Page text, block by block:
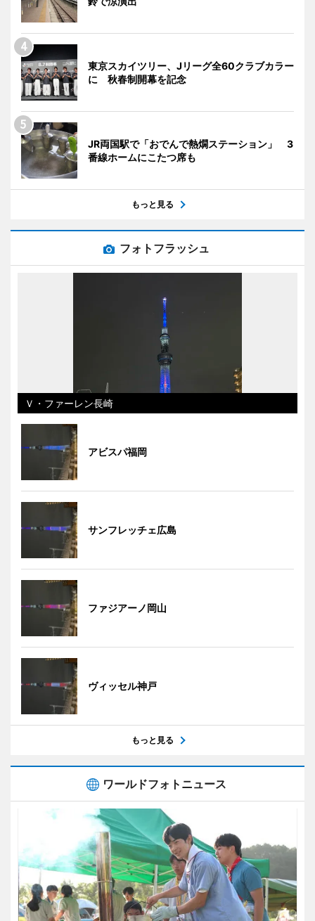
東京スカイツリー、Jリーグ全60クラブカラー
に 秋春制開幕を記念
JR両国駅で「おでんで熱燗ステーション」 3
番線ホームにこたつ席も
もっと見る
フォトフラッシュ
Ｖ・ファーレン長崎
アビスパ福岡
サンフレッチェ広島
ファジアーノ岡山
ヴィッセル神戸
もっと見る
ワールドフォトニュース